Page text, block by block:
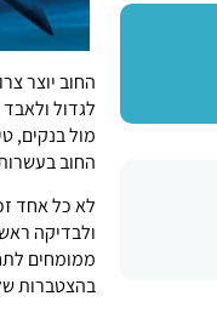
החוב יוצר
לגדול
מול בנקים,
החוב
לא כל אחד
ולבדיקה
ממומחים
בהצטברות